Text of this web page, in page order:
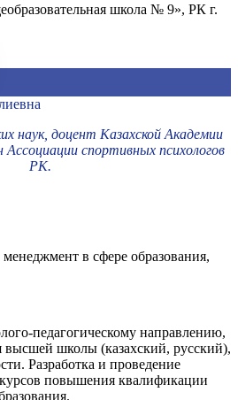
школа № 9», РК г.
наук, доцент Казахской Академии
спортивных психологов
РК.
в сфере образования,
педагогическому направлению,
высшей школы (казахский, русский),
Разработка и проведение
повышения квалификации